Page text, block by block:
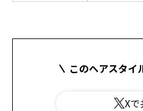
このヘアスタイ
Xで